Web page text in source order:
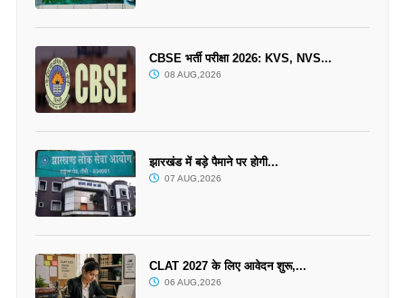
CBSE भर्ती परीक्षा 2026: KVS, NVS...
08 AUG,2026
झारखंड में बड़े पैमाने पर होगी...
07 AUG,2026
CLAT 2027 के लिए आवेदन शुरू,...
06 AUG,2026